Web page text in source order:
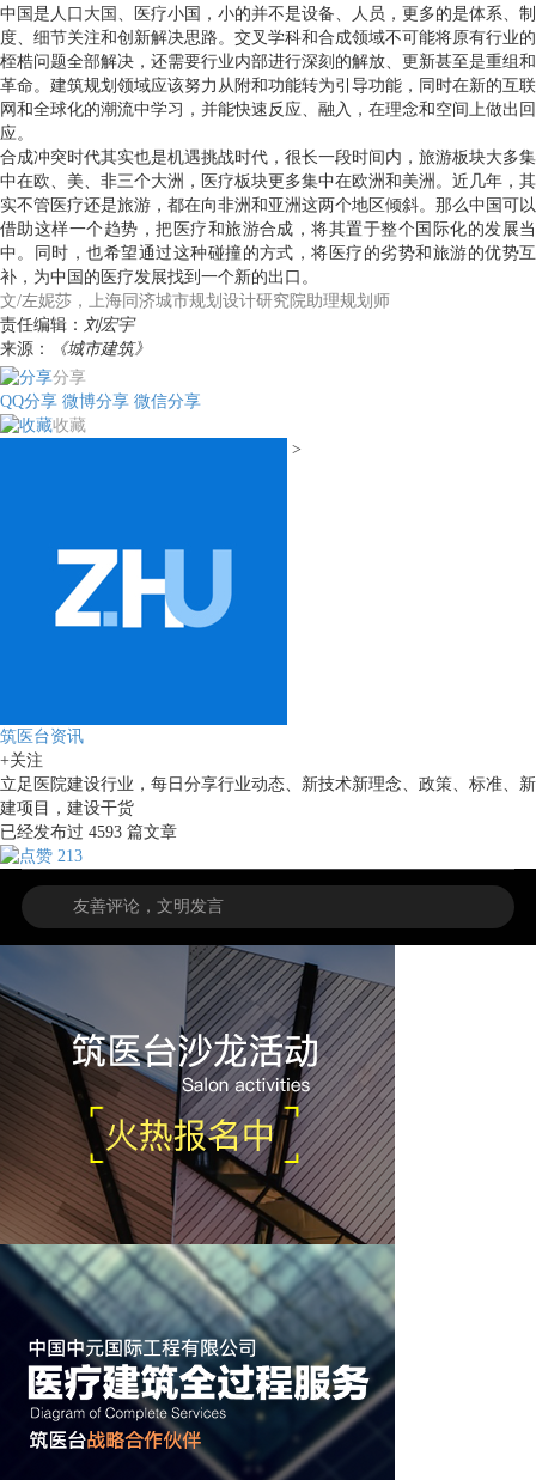
中国是人口大国、医疗小国，小的并不是设备、人员，更多的是体系、制
度、细节关注和创新解决思路。交叉学科和合成领域不可能将原有行业的
桎梏问题全部解决，还需要行业内部进行深刻的解放、更新甚至是重组和
革命。建筑规划领域应该努力从附和功能转为引导功能，同时在新的互联
网和全球化的潮流中学习，并能快速反应、融入，在理念和空间上做出回
应。
合成冲突时代其实也是机遇挑战时代，很长一段时间内，旅游板块大多集
中在欧、美、非三个大洲，医疗板块更多集中在欧洲和美洲。近几年，其
实不管医疗还是旅游，都在向非洲和亚洲这两个地区倾斜。那么中国可以
借助这样一个趋势，把医疗和旅游合成，将其置于整个国际化的发展当
中。同时，也希望通过这种碰撞的方式，将医疗的劣势和旅游的优势互
补，为中国的医疗发展找到一个新的出口。
文/左妮莎，上海同济城市规划设计研究院助理规划师
责任编辑： 刘宏宇
来源：
《城市建筑》
分享
QQ分享 微博分享 微信分享
收藏
>
筑医台资讯
+关注
立足医院建设行业，每日分享行业动态、新技术新理念、政策、标准、新
建项目，建设干货
已经发布过 4593 篇文章
213